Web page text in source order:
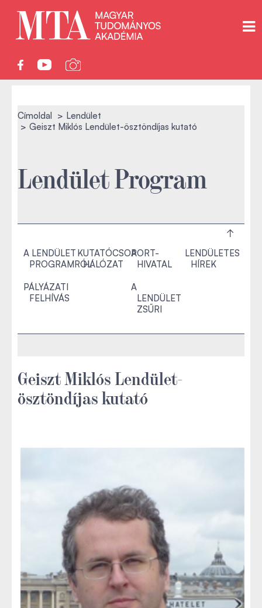
Címoldal
Lendület
Geiszt Miklós Lendület-ösztöndíjas kutató
Lendület Program
A LENDÜLET
PROGRAMRÓL
PÁLYÁZATI
FELHÍVÁS
KUTATÓCSOPORT-
HÁLÓZAT
A
HIVATAL
A
LENDÜLET
ZSŰRI
LENDÜLETES
HÍREK
Geiszt Miklós Lendület-
ösztöndíjas kutató